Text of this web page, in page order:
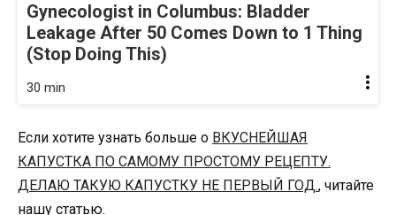
Gynecologist in Columbus: Bladder
Leakage After 50 Comes Down to 1 Thing
(Stop Doing This)
30 min
Если хотите узнать больше о ВКУСНЕЙШАЯ
КАПУСТКА ПО САМОМУ ПРОСТОМУ РЕЦЕПТУ.
ДЕЛАЮ ТАКУЮ КАПУСТКУ НЕ ПЕРВЫЙ ГОД., читайте
нашу статью.